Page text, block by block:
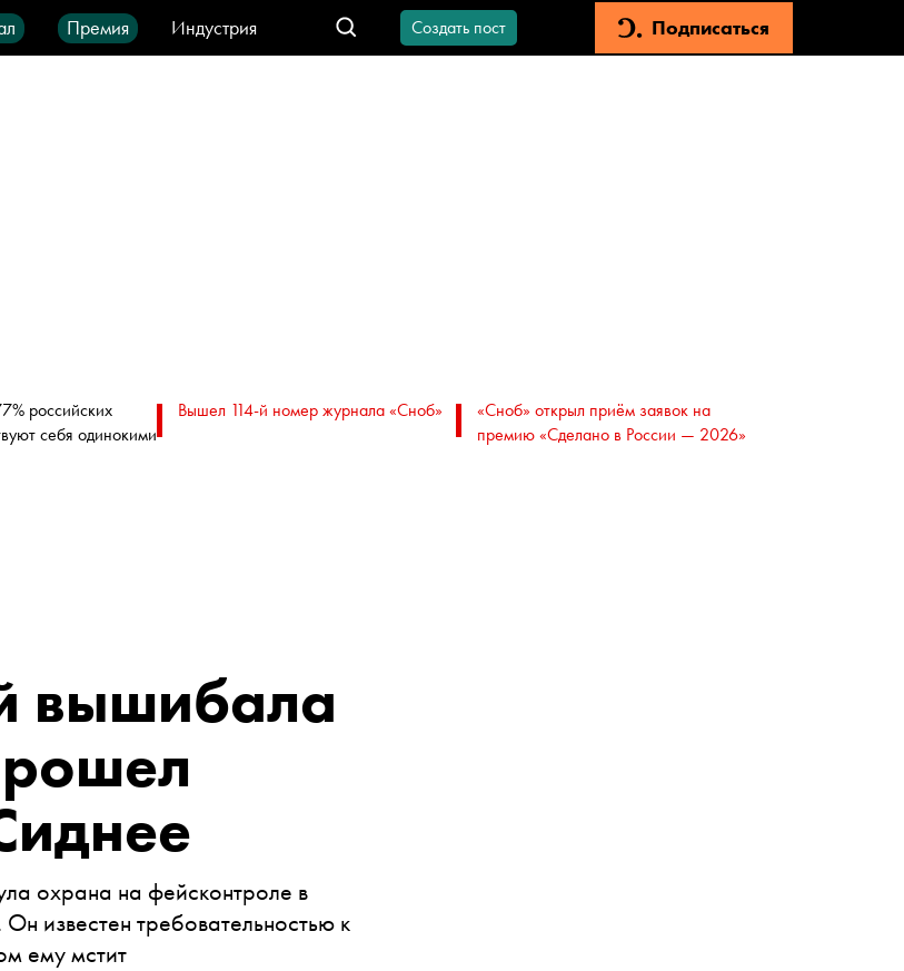
Премия
Индустрия
IT-продукты
Создать пост Подписаться
российских
себя одинокими
Вышел 114-й номер журнала «Сноб»
«Сноб» открыл приём заявок на
премию «Сделано в России — 2026»
вышибала
охрана на фейсконтроле в
известен требовательностью к
ему мстит